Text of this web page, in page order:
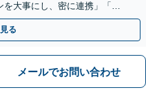
大事にし、密に連携」「示
・夜間相談可】
る
メールでお問い合わせ